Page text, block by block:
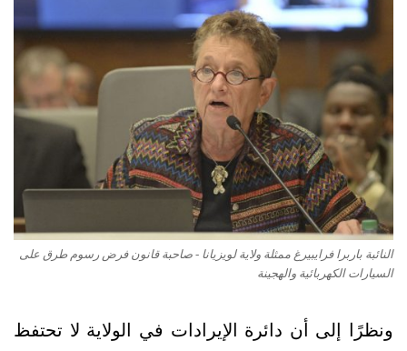
النائبة باربرا فرايبيرغ ممثلة ولاية لويزيانا - صاحبة قانون فرض رسوم طرق على
السيارات الكهربائية والهجينة
ونظرًا إلى أن دائرة الإيرادات في الولاية لا تحتفظ